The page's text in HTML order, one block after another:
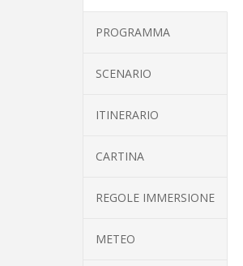
PROGRAMMA
SCENARIO
ITINERARIO
CARTINA
REGOLE IMMERSIONE
METEO